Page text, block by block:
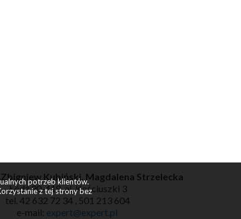
Kubiński, Magdalena Strzelecka
Łódź 90-418, al. Kościuszki 3
tel. 42 632 72 34 , 501 213 604
e-mail: expert@expert.pl
potrzeb klientów.
z tej strony bez